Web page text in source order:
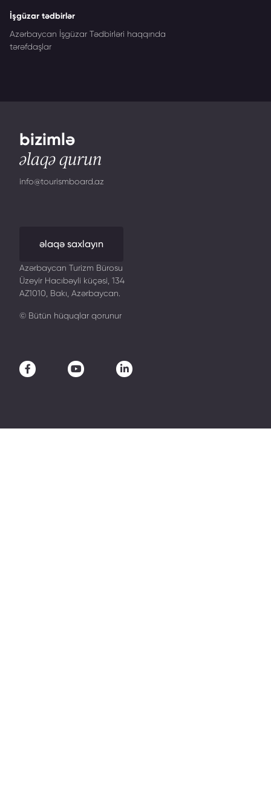
İşgüzar tədbirlər
Azərbaycan İşgüzar Tədbirləri haqqında
tərəfdaşlar
bizimlə
əlaqə qurun
info@tourismboard.az
əlaqə saxlayın
Azərbaycan Turizm Bürosu
Üzeyir Hacıbəyli küçəsi, 134
AZ1010, Bakı, Azərbaycan.
© Bütün hüquqlar qorunur